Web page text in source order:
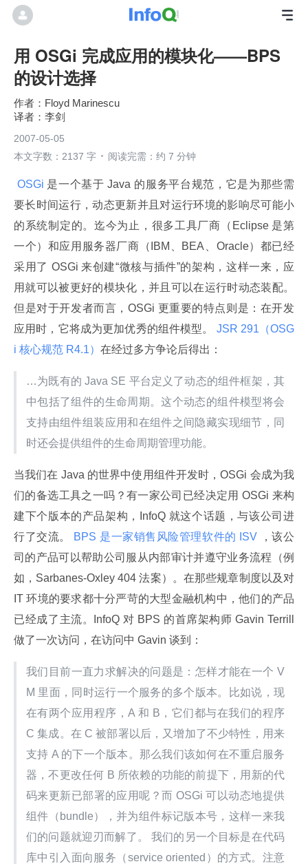
用 OSGi 完成应用的模块化——BPS
的设计选择
Floyd Marinescu
李剑
2007-05-05
本文字数：2137 字
阅读完需：约 7 分钟
OSGi 是一个基于 Java 的服务平台规范，它是为那些需
要长时间运行，动态更新并且对运行环境的影响尽可能小
的系统制定的。迄今为止，很多工具厂商（Eclipse 是第
一个）和应用服务器厂商（IBM、BEA、Oracle）都已经
采用了 OSGi 来创建“微核与插件”的架构，这样一来，应
用就可以被更好的模块化，并且可以在运行时动态装配。
但是对于开发者而言，OSGi 更重要的特点则是：在开发
应用时，它将成为更加优秀的组件模型。
JSR 291（OSG
i 核心规范 R4.1） 在经过多方争论后得出：
…为既有的 Java SE 平台定义了动态的组件框架，其
中包括了组件的生命周期。这个动态的组件模型将会
支持由组件组装应用和在组件之间隐藏实现细节，同
时还会提供组件的生命周期管理功能。
当我们在 Java 的世界中使用组件开发时，OSGi 会成为我
们的备选工具之一吗？有一家公司已经决定用 OSGi 来构
建下个版本的产品架构，InfoQ 就这个话题，与该公司进
行了交流。
BPS 是一家销售风险管理软件的 ISV
，该公
司的产品可以帮助公司服从内部审计并遵守业务流程（例
如，Sarbanes-Oxley 404 法案）。在那些规章制度以及对
IT 环境的要求都十分严苛的大型金融机构中，他们的产品
已经成了主流。InfoQ 对 BPS 的首席架构师 Gavin Terrill
做了一次访问，在访问中 Gavin 谈到：
我们目前一直力求解决的问题是：怎样才能在一个 V
M 里面，同时运行一个服务的多个版本。比如说，现
在有两个应用程序，A 和 B，它们都与在我们的程序
C 集成。在 C 被部署以后，又增加了不少特性，用来
支持 A 的下一个版本。那么我们该如何在不重启服务
器，不更改任何 B 所依赖的功能的前提下，用新的代
码来更新已部署的应用呢？而 OSGi 可以动态地提供
组件（bundle），并为组件标记版本号，这样一来我
们的问题就迎刃而解了。 我们的另一个目标是在代码
库中引入面向服务（service oriented）的方式。注意